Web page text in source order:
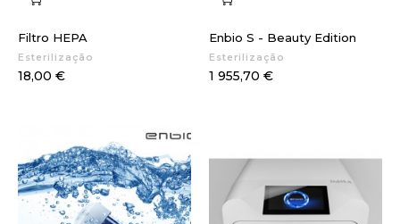
Filtro HEPA
Esterilização
Preço
18,00 €
Enbio S - Beauty Edition
Esterilização
Preço
1 955,70 €